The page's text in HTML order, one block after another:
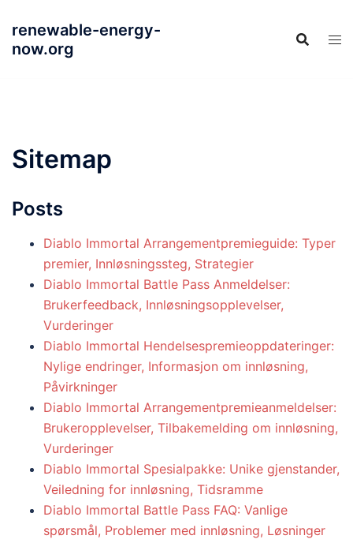
content
renewable-energy-
now.org
Sitemap
Posts
Diablo Immortal Arrangementpremieguide: Typer
premier, Innløsningssteg, Strategier
Diablo Immortal Battle Pass Anmeldelser:
Brukerfeedback, Innløsningsopplevelser,
Vurderinger
Diablo Immortal Hendelsespremieoppdateringer:
Nylige endringer, Informasjon om innløsning,
Påvirkninger
Diablo Immortal Arrangementpremieanmeldelser:
Brukeropplevelser, Tilbakemelding om innløsning,
Vurderinger
Diablo Immortal Spesialpakke: Unike gjenstander,
Veiledning for innløsning, Tidsramme
Diablo Immortal Battle Pass FAQ: Vanlige
spørsmål, Problemer med innløsning, Løsninger